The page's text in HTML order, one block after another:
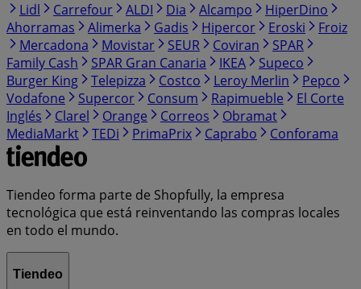
Lidl
Carrefour ALDI Dia Alcampo
HiperDino
Ahorramas
Alimerka Gadis Hipercor Eroski
Froiz
Mercadona
Movistar SEUR Coviran
SPAR
Family Cash
SPAR Gran Canaria IKEA
Supeco
Burger King
Telepizza Costco Leroy Merlin
Pepco
Vodafone
Supercor Consum Rapimueble
El Corte
Inglés
Clarel Orange Correos
Obramat
MediaMarkt
TEDi PrimaPrix Caprabo Conforama
Tiendeo forma parte de Shopfully, la empresa
tecnológica que está reinventando las compras locales
en todo el mundo.
Tiendeo